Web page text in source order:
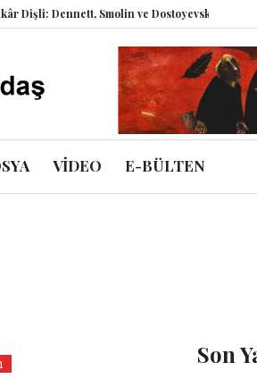
Dennett, Smolin ve Dostoyevski’nin İzinde
VİDEO E-BÜLTEN
Son